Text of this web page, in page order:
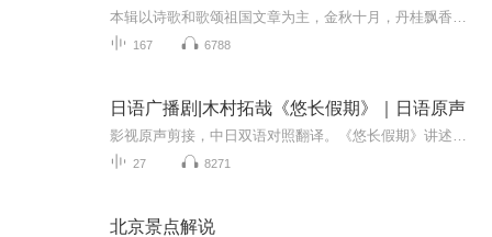
167 6788
日语广播剧|木村拓哉《悠长假期》｜日语原声
27 8271
北京景点解说